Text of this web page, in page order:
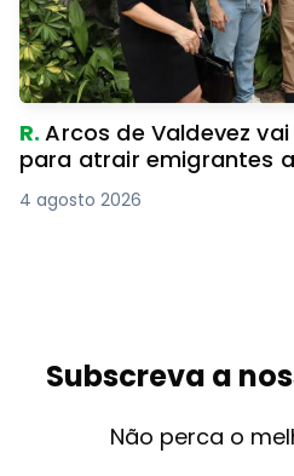
R.Arcos de Valdevez
para atrair emigrantes
4 agosto 2026
Subscreva a
Não perca o